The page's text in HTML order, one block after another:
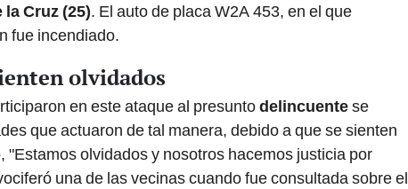
Cruz (25). El auto de placa W2A 453, en el que
fue incendiado.
olvidados
en este ataque al presuntodelincuentese
que actuaron de tal manera, debido a que se sienten
"Estamos olvidados y nosotros hacemos justicia por
una de las vecinas cuando fue consultada sobre el